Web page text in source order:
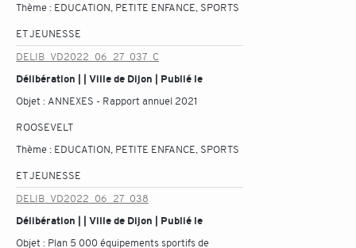
Thème : EDUCATION, PETITE ENFANCE, SPORTS
ET JEUNESSE
DELIB_VD2022_06_27_037_C
Délibération | | Ville de Dijon | Publié le
Objet : ANNEXES - Rapport annuel 2021
ROOSEVELT
Thème : EDUCATION, PETITE ENFANCE, SPORTS
ET JEUNESSE
DELIB_VD2022_06_27_038
Délibération | | Ville de Dijon | Publié le
Objet : Plan 5 000 équipements sportifs de